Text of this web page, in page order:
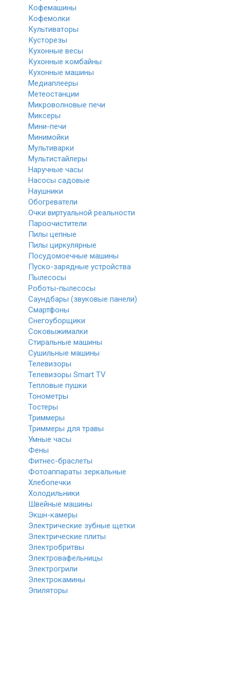
Кофемашины
Кофемолки
Культиваторы
Кусторезы
Кухонные весы
Кухонные комбайны
Кухонные машины
Медиаплееры
Метеостанции
Микроволновые печи
Миксеры
Мини-печи
Минимойки
Мультиварки
Мультистайлеры
Наручные часы
Насосы садовые
Наушники
Обогреватели
Очки виртуальной реальности
Пароочистители
Пилы цепные
Пилы циркулярные
Посудомоечные машины
Пуско-зарядные устройства
Пылесосы
Роботы-пылесосы
Саундбары (звуковые панели)
Смартфоны
Снегоуборщики
Соковыжималки
Стиральные машины
Сушильные машины
Телевизоры
Телевизоры Smart TV
Тепловые пушки
Тонометры
Тостеры
Триммеры
Триммеры для травы
Умные часы
Фены
Фитнес-браслеты
Фотоаппараты зеркальные
Хлебопечки
Холодильники
Швейные машины
Экшн-камеры
Электрические зубные щетки
Электрические плиты
Электробритвы
Электровафельницы
Электрогрили
Электрокамины
Эпиляторы